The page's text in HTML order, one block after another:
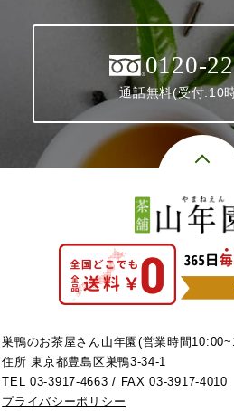
0120-
通話無料(受付:10
巣鴨のお茶屋さん山年園(営業時間
住所 東京都豊島区巣鴨3-34-1
TEL03-3917-4663 / FAX 03-3917-4010
プライバシーポリシー